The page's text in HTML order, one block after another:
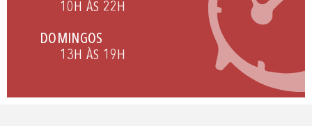
10H ÀS 22H
DOMINGOS
13H ÀS 19H